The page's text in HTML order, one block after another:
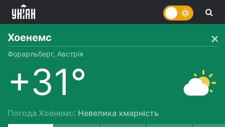
Хоенемс
Форарльберг, Австрія
+31°
Погода Хоенемс: Невелика хмарність